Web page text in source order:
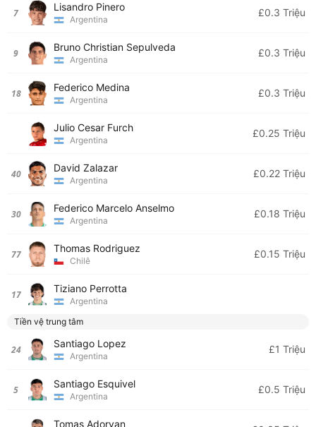
7 Lisandro Pinero
Argentina
£0.3 Triệu
9 Bruno Christian Sepulveda
Argentina
£0.3 Triệu
18 Federico Medina
Argentina
£0.3 Triệu
Julio Cesar Furch
Argentina
£0.25 Triệu
40 David Zalazar
Argentina
£0.22 Triệu
30 Federico Marcelo Anselmo
Argentina
£0.18 Triệu
77 Thomas Rodriguez
Chilê
£0.15 Triệu
17 Tiziano Perrotta
Argentina
Tiền vệ trung tâm
24 Santiago Lopez
Argentina
£1 Triệu
5 Santiago Esquivel
Argentina
£0.5 Triệu
Tomas Adoryan